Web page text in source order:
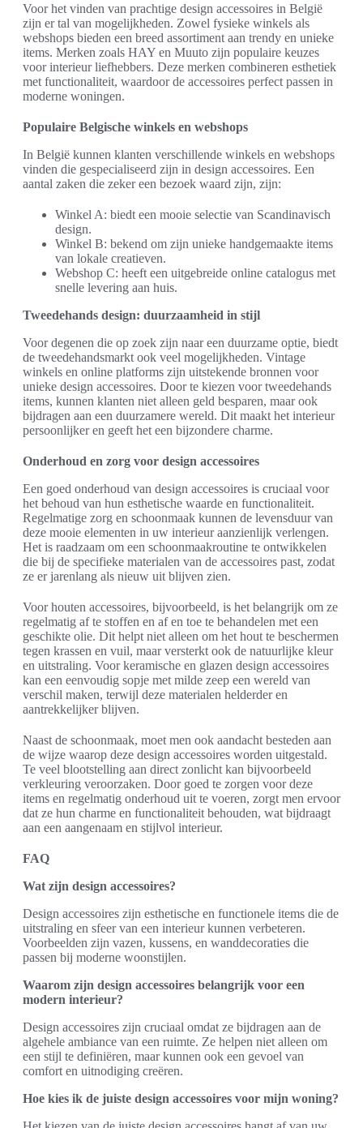
Voor het vinden van prachtige design accessoires in België
zijn er tal van mogelijkheden. Zowel fysieke winkels als
webshops bieden een breed assortiment aan trendy en unieke
items. Merken zoals HAY en Muuto zijn populaire keuzes
voor interieur liefhebbers. Deze merken combineren esthetiek
met functionaliteit, waardoor de accessoires perfect passen in
moderne woningen.
Populaire Belgische winkels en webshops
In België kunnen klanten verschillende winkels en webshops
vinden die gespecialiseerd zijn in design accessoires. Een
aantal zaken die zeker een bezoek waard zijn, zijn:
Winkel A: biedt een mooie selectie van Scandinavisch
design.
Winkel B: bekend om zijn unieke handgemaakte items
van lokale creatieven.
Webshop C: heeft een uitgebreide online catalogus met
snelle levering aan huis.
Tweedehands design: duurzaamheid in stijl
Voor degenen die op zoek zijn naar een duurzame optie, biedt
de tweedehandsmarkt ook veel mogelijkheden. Vintage
winkels en online platforms zijn uitstekende bronnen voor
unieke design accessoires. Door te kiezen voor tweedehands
items, kunnen klanten niet alleen geld besparen, maar ook
bijdragen aan een duurzamere wereld. Dit maakt het interieur
persoonlijker en geeft het een bijzondere charme.
Onderhoud en zorg voor design accessoires
Een goed onderhoud van design accessoires is cruciaal voor
het behoud van hun esthetische waarde en functionaliteit.
Regelmatige zorg en schoonmaak kunnen de levensduur van
deze mooie elementen in uw interieur aanzienlijk verlengen.
Het is raadzaam om een schoonmaakroutine te ontwikkelen
die bij de specifieke materialen van de accessoires past, zodat
ze er jarenlang als nieuw uit blijven zien.
Voor houten accessoires, bijvoorbeeld, is het belangrijk om ze
regelmatig af te stoffen en af en toe te behandelen met een
geschikte olie. Dit helpt niet alleen om het hout te beschermen
tegen krassen en vuil, maar versterkt ook de natuurlijke kleur
en uitstraling. Voor keramische en glazen design accessoires
kan een eenvoudig sopje met milde zeep een wereld van
verschil maken, terwijl deze materialen helderder en
aantrekkelijker blijven.
Naast de schoonmaak, moet men ook aandacht besteden aan
de wijze waarop deze design accessoires worden uitgestald.
Te veel blootstelling aan direct zonlicht kan bijvoorbeeld
verkleuring veroorzaken. Door goed te zorgen voor deze
items en regelmatig onderhoud uit te voeren, zorgt men ervoor
dat ze hun charme en functionaliteit behouden, wat bijdraagt
aan een aangenaam en stijlvol interieur.
FAQ
Wat zijn design accessoires?
Design accessoires zijn esthetische en functionele items die de
uitstraling en sfeer van een interieur kunnen verbeteren.
Voorbeelden zijn vazen, kussens, en wanddecoraties die
passen bij moderne woonstijlen.
Waarom zijn design accessoires belangrijk voor een
modern interieur?
Design accessoires zijn cruciaal omdat ze bijdragen aan de
algehele ambiance van een ruimte. Ze helpen niet alleen om
een stijl te definiëren, maar kunnen ook een gevoel van
comfort en uitnodiging creëren.
Hoe kies ik de juiste design accessoires voor mijn woning?